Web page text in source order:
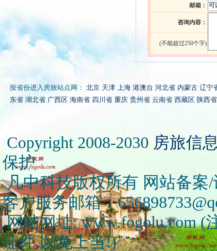
邮箱：
咨询内容：
(不能超过250个字)
按省份进入房旅站点网： 北京 天津 上海 港澳台 河北省 内蒙古 辽宁
东省 湖北省 广西区 海南省 四川省 重庆 贵州省 云南省 西藏区 陕西省
Copyright 2008-2030 房旅信
保护
凡中科技版权所有 网站备案/
客户服务邮箱：
网站网址: www.fogolu.com (
证件,以免上当!)